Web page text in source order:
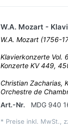
W.A. Mozart -
W.A. Mozart (1756-
Klavierkonzerte Vol.
Konzerte KV 449,
Christian Zacharias,
Orchestre de
Art.-Nr.
MDG 940
* Preise inkl. MwSt.,